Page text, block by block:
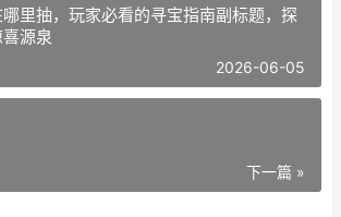
里抽，玩家必看的寻宝指南副标题，探
源泉
2026-06-05
下一篇 »